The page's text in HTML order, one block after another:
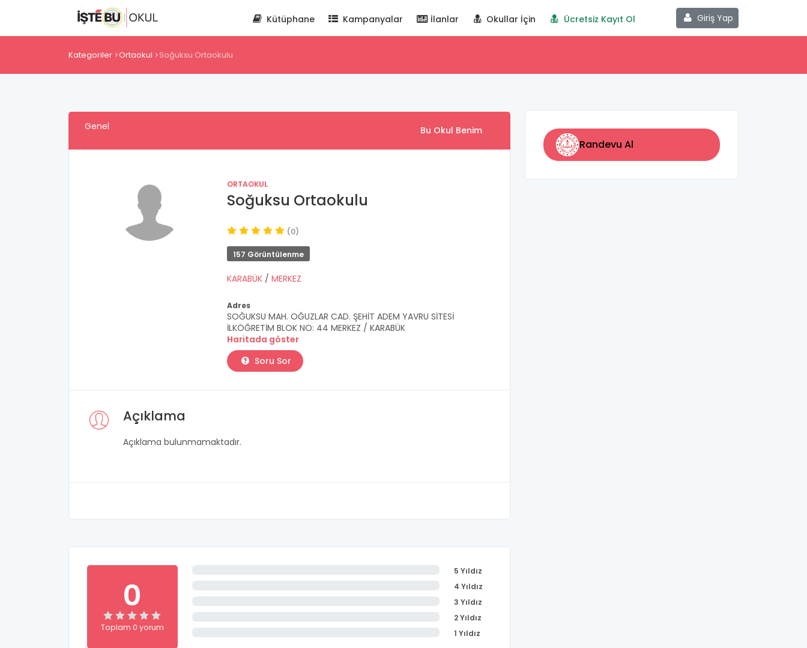
Giriş Yap
Kütüphane Kampanyalar İlanlar Okullar İçin Ücretsiz Kayıt Ol
Kategoriler Ortaokul Soğuksu Ortaokulu
Genel Bu Okul Benim
ORTAOKUL
Soğuksu Ortaokulu
(0)
157 Görüntülenme
KARABÜK / MERKEZ
Adres
SOĞUKSU MAH. OĞUZLAR CAD. ŞEHİT ADEM YAVRU SİTESİ
İLKÖĞRETİM BLOK NO: 44 MERKEZ / KARABÜK
Haritada göster
Soru Sor
Açıklama
Açıklama bulunmamaktadır.
0
Toplam 0 yorum
5 Yıldız
4 Yıldız
3 Yıldız
2 Yıldız
1 Yıldız
Randevu Al